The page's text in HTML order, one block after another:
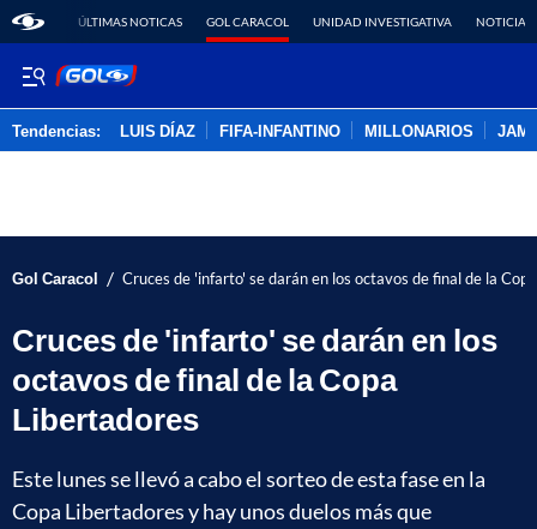
ÚLTIMAS NOTICAS GOL CARACOL UNIDAD INVESTIGATIVA NOTICIAS
Tendencias: LUIS DÍAZ FIFA-INFANTINO MILLONARIOS
Gol Caracol / Cruces de 'infarto' se darán en los octavos de final de la
Cruces de 'infarto' se darán en los
octavos de final de la Copa
Libertadores
Este lunes se llevó a cabo el sorteo de esta fase en la
Copa Libertadores y hay unos duelos más que